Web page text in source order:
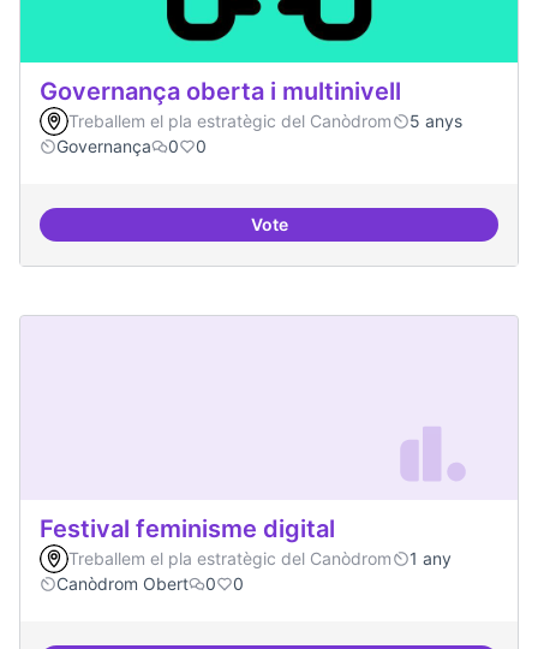
Governança oberta i multinivell
Treballem el pla estratègic del Canòdrom
5 anys
Governança
0 0
VoteGovernança oberta i multinivell
Festival feminisme digital
Treballem el pla estratègic del Canòdrom
1 any
Canòdrom Obert
0 0